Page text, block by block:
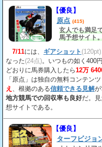
【優良】
原点 (415)
玄人でも満足
馬予想サイト
7/11には、 ギアショット (120pt)
なった(24点)。いつもの如く400
どおりに馬券購入したら12万
「原点」は独自の無料コンテンツ
え
、根拠のある信頼できる見解が
地方競馬での回収率も良好だ。
想サイトである。
【優良】
ターフビジョ